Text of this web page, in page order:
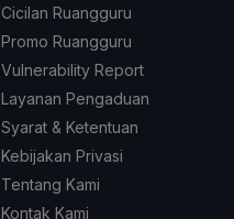
Cicilan Ruangguru
Promo Ruangguru
Vulnerability Report
Layanan Pengaduan
Syarat & Ketentuan
Kebijakan Privasi
Tentang Kami
Kontak Kami